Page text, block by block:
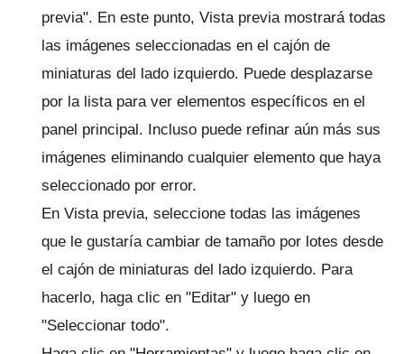
previa". En este punto, Vista previa mostrará todas
las imágenes seleccionadas en el cajón de
miniaturas del lado izquierdo. Puede desplazarse
por la lista para ver elementos específicos en el
panel principal.
Incluso puede refinar aún más sus
imágenes eliminando cualquier elemento que haya
seleccionado por error.
En Vista previa, seleccione todas las imágenes
que le gustaría cambiar de tamaño por lotes desde
el cajón de miniaturas del lado izquierdo. Para
hacerlo, haga clic en "Editar" y luego en
"Seleccionar todo".